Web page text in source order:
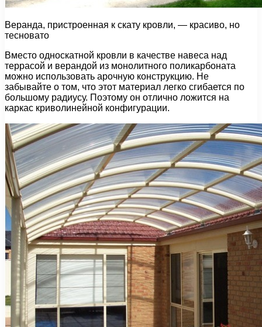
Веранда, пристроенная к скату кровли, — красиво, но
тесновато
Вместо односкатной кровли в качестве навеса над
террасой и верандой из монолитного поликарбоната
можно использовать арочную конструкцию. Не
забывайте о том, что этот материал легко сгибается по
большому радиусу. Поэтому он отлично ложится на
каркас криволинейной конфигурации.